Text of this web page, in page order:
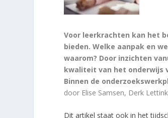
Voor leerkrachten kan het
bieden. Welke aanpak en
waarom? Door inzichten
kwaliteit van het onderwijs
Binnen de
door Elise Samsen, Derk
Dit artikel staat ook in het